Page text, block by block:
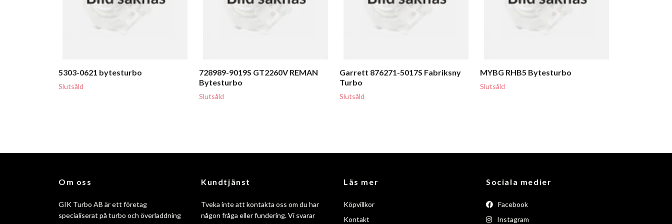
5303-0621 bytesturbo
Slutsåld
728989-9019S GT2260V REMAN
Bytesturbo
Slutsåld
Garrett 876271-5017S Fabriksny
Turbo
Slutsåld
MYBG RHB5 Bytesturbo
Slutsåld
Om oss
GIK Turbo AB är ett företag
specialiserat på turbo och överladdning
Kundtjänst
Tveka inte att kontakta oss om du har
någon fråga eller fundering. Vi svarar
Läs mer
Köpvillkor
Kontakt
Sociala medier
Facebook
Instagram